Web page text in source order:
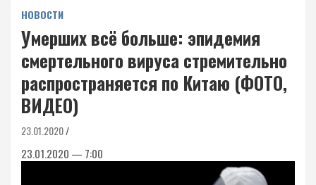
НОВОСТИ
Умерших всё больше: эпидемия
смертельного вируса стремительно
распространяется по Китаю (ФОТО,
ВИДЕО)
23.01.2020
23.01.2020 — 7:00